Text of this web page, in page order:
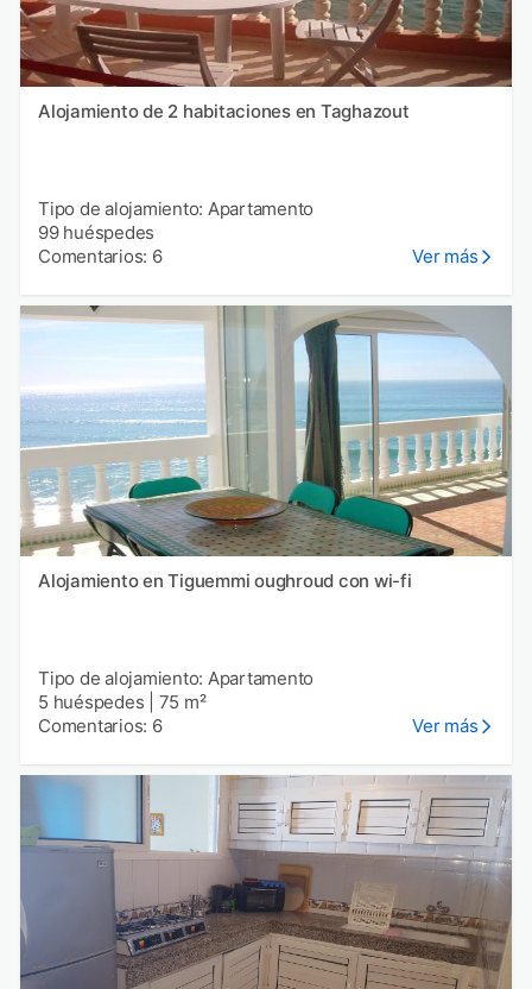
Alojamiento de 2 habitaciones en Taghazout
Tipo de alojamiento: Apartamento
99 huéspedes
Comentarios: 6
Ver más
Alojamiento en Tiguemmi oughroud con wi-fi
Tipo de alojamiento: Apartamento
5 huéspedes
75 m²
Comentarios: 6
Ver más